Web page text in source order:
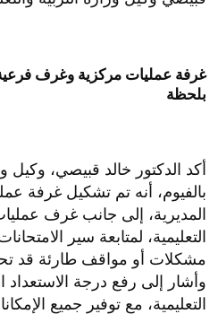
غرفة عمليات مركزية وغرف فرعية
بلحظة
أكد الدكتور خالد قبيصي، وكيل
بالفيوم، أنه تم تشكيل غرفة
المديرية، إلى جانب غرف
التعليمية، لمتابعة سير
مشكلات أو مواقف طارئة قد
وأشار إلى رفع درجة الاستعداد
التعليمية، مع توفير جميع